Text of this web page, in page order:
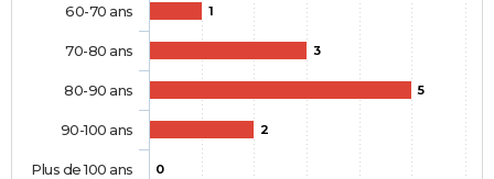
1
3
5
2
0
60-70 ans
70-80 ans
80-90 ans
90-100 ans
Plus de 100 ans